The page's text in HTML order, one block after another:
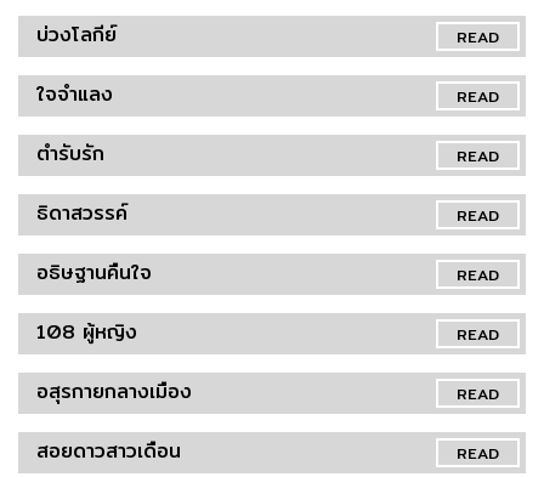
READ
บ่วงโลกีย์
READ
ใจจำแลง
READ
ตำรับรัก
READ
ธิดาสวรรค์
READ
อธิษฐานคืนใจ
READ
108 ผู้หญิง
READ
อสุรกายกลางเมือง
READ
สอยดาวสาวเดือน